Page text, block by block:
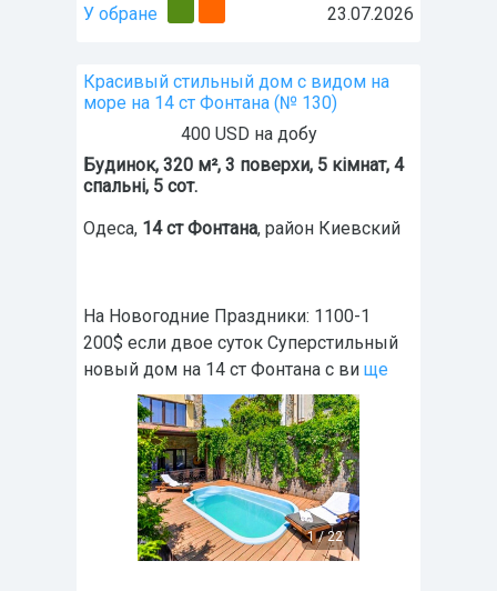
У обране 23.07.2026
Красивый стильный дом с видом на
море на 14 ст Фонтана (№ 130)
400 USD на добу
Будинок, 320 м², 3 поверхи, 5 кімнат, 4
спальні, 5 сот.
Одеса, 14 ст Фонтана, район Киевский
На Новогодние Праздники: 1100-1
200$ если двое суток Суперстильный
новый дом на 14 ст Фонтана с ви ще
1/22